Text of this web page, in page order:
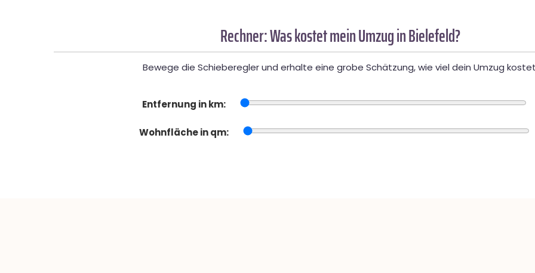
Rechner: Was kostet mein Umzug in Bielefeld?
Bewege die Schieberegler und erhalte eine grobe Schätzung, wie viel dein Umzug
Entfernung in km:
Wohnfläche in qm: